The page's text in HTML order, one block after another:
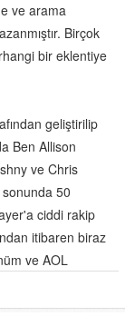
ve arama
Birçok
bir eklentiye
geliştirilip
Ben Allison
ve Chris
sonunda 50
ciddi rakip
itibaren biraz
ve AOL
ile yeniden ilgi